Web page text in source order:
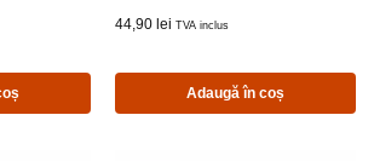
44,90 lei TVA inclus
Adaugă în coș